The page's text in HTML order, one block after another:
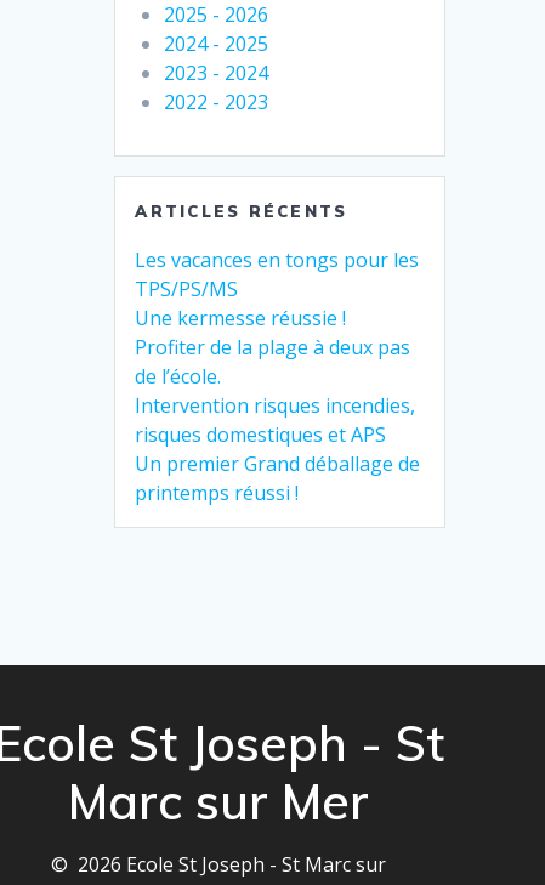
2025 - 2026
2024 - 2025
2023 - 2024
2022 - 2023
ARTICLES RÉCENTS
Les vacances en tongs pour les
TPS/PS/MS
Une kermesse réussie !
Profiter de la plage à deux pas
de l’école.
Intervention risques incendies,
risques domestiques et APS
Un premier Grand déballage de
printemps réussi !
St Joseph - St
Marc sur Mer
© 2026 Ecole St Joseph - St Marc sur